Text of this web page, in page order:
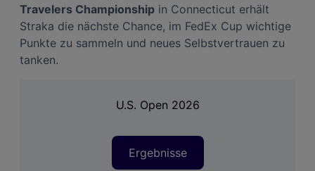
Travelers Championship in Connecticut erhält
Straka die nächste Chance, im FedEx Cup wichtige
Punkte zu sammeln und neues Selbstvertrauen zu
tanken.
U.S. Open 2026
Ergebnisse